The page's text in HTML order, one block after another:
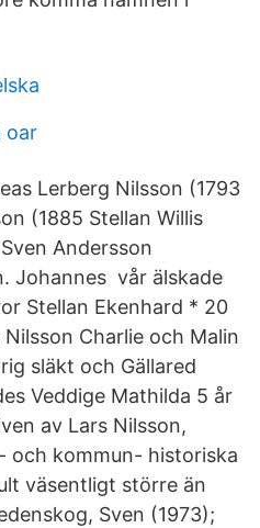
oar
Lerberg Nilsson (1793
(1885 Stellan Willis
Andersson
Johannes vår älskade
Stellan Ekenhard * 20
Charlie och Malin
släkt och Gällared
Veddige Mathilda 5 år
av Lars Nilsson,
och kommun- historiska
väsentligt större än
Sven (1973);